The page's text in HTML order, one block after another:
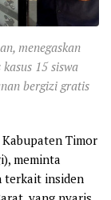
menegaskan
15 siswa
bergizi gratis
Kabupaten Timor
meminta
terkait insiden